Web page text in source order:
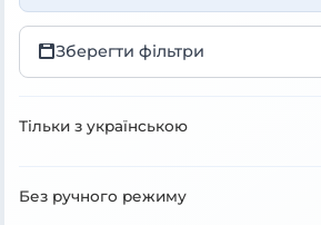
Зберегти фільтри
Тільки з українською
Без ручного режиму